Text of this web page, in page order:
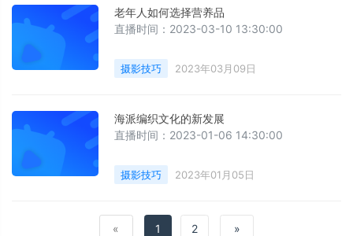
老年人如何选择营养品
直播时间：2023-03-10 13:30:00
摄影技巧 2023年03月09日
海派编织文化的新发展
直播时间：2023-01-06 14:30:00
摄影技巧 2023年01月05日
« 1 2 »